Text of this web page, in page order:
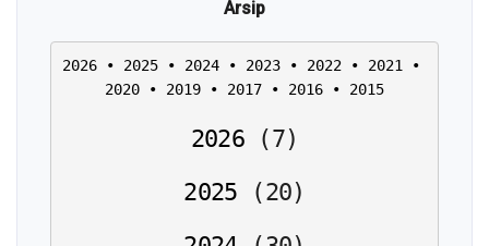
Arsip
2026 • 2025 • 2024 • 2023 • 2022 • 2021
2020 • 2019 • 2017 • 2016 • 2015
2026 (7)
2025
(20)